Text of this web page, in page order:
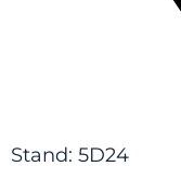
Stand: 5D24